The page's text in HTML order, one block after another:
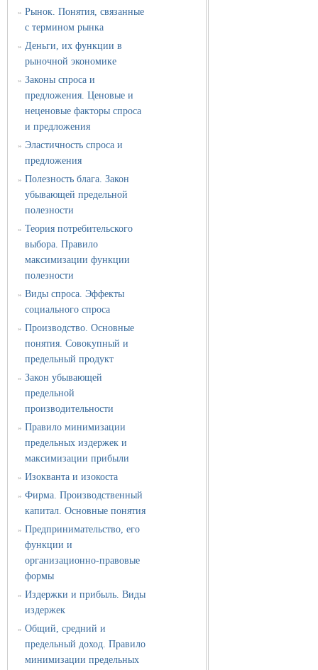
» Рынок. Понятия, связанные
с термином рынка
» Деньги, их функции в
рыночной экономике
» Законы спроса и
предложения. Ценовые и
неценовые факторы спроса
и предложения
» Эластичность спроса и
предложения
» Полезность блага. Закон
убывающей предельной
полезности
» Теория потребительского
выбора. Правило
максимизации функции
полезности
» Виды спроса. Эффекты
социального спроса
» Производство. Основные
понятия. Совокупный и
предельный продукт
» Закон убывающей
предельной
производительности
» Правило минимизации
предельных издержек и
максимизации прибыли
» Изокванта и изокоста
» Фирма. Производственный
капитал. Основные понятия
» Предпринимательство, его
функции и
организационно-правовые
формы
» Издержки и прибыль. Виды
издержек
» Общий, средний и
предельный доход. Правило
минимизации предельных